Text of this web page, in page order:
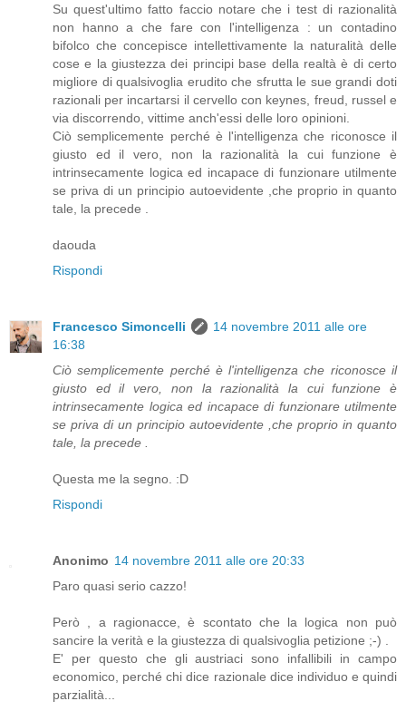
Su quest'ultimo fatto faccio notare che i test di razionalità
non hanno a che fare con l'intelligenza : un contadino
bifolco che concepisce intellettivamente la naturalità delle
cose e la giustezza dei principi base della realtà è di certo
migliore di qualsivoglia erudito che sfrutta le sue grandi doti
razionali per incartarsi il cervello con keynes, freud, russel e
via discorrendo, vittime anch'essi delle loro opinioni.
Ciò semplicemente perché è l'intelligenza che riconosce il
giusto ed il vero, non la razionalità la cui funzione è
intrinsecamente logica ed incapace di funzionare utilmente
se priva di un principio autoevidente ,che proprio in quanto
tale, la precede .
daouda
Rispondi
Francesco Simoncelli
14 novembre 2011 alle ore
16:38
Ciò semplicemente perché è l'intelligenza che riconosce il
giusto ed il vero, non la razionalità la cui funzione è
intrinsecamente logica ed incapace di funzionare utilmente
se priva di un principio autoevidente ,che proprio in quanto
tale, la precede .
Questa me la segno. :D
Rispondi
Anonimo 14 novembre 2011 alle ore 20:33
Paro quasi serio cazzo!
Però , a ragionacce, è scontato che la logica non può
sancire la verità e la giustezza di qualsivoglia petizione ;-) .
E' per questo che gli austriaci sono infallibili in campo
economico, perché chi dice razionale dice individuo e quindi
parzialità...